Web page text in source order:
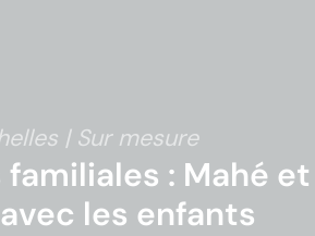
| Sur mesure
: Mahé et
les enfants